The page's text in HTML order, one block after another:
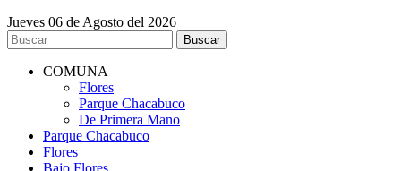
Jueves 06 de Agosto del 2026
COMUNA
Flores
Parque Chacabuco
De Primera Mano
Parque Chacabuco
Flores
Bajo Flores